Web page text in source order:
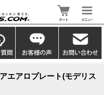
エアロプレート(モデリス